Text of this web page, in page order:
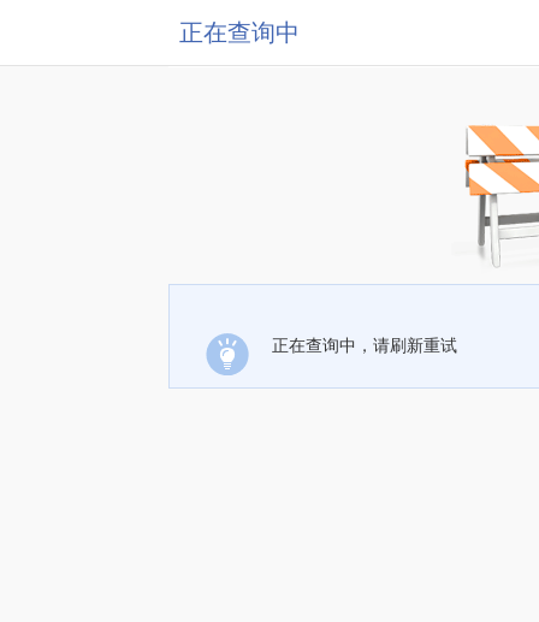
正在查询中
正在查询中，请刷新重试